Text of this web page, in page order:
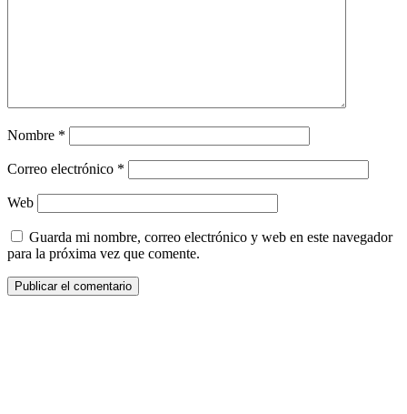
Nombre *
Correo electrónico *
Web
Guarda mi nombre, correo electrónico y web en este navegador
para la próxima vez que comente.